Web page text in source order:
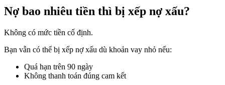
Nợ bao nhiêu tiền thì bị xếp nợ xấu?
Không có mức tiền cố định.
Bạn vẫn có thể bị xếp nợ xấu dù khoản vay nhỏ nếu:
Quá hạn trên 90 ngày
Không thanh toán đúng cam kết